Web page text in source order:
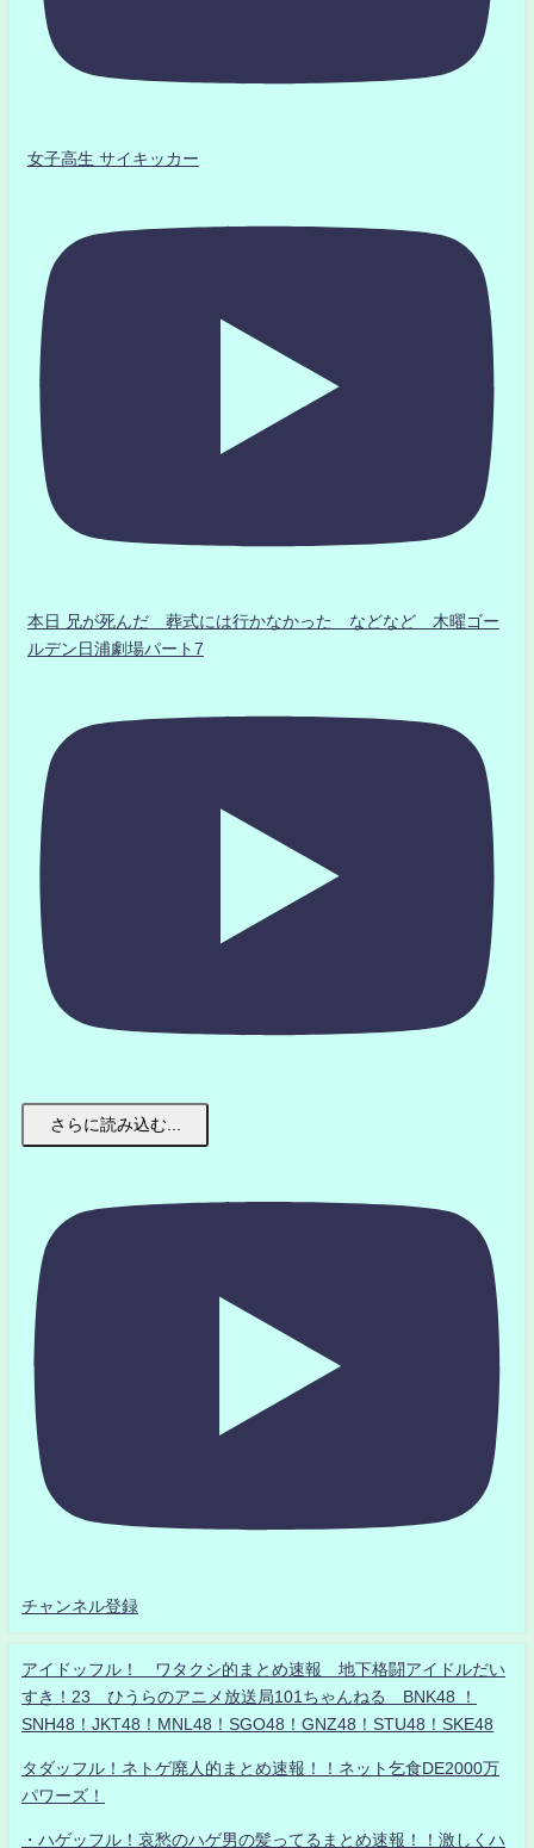
女子高生 サイキッカー
本日 兄が死んだ 葬式には行かなかった などなど 木曜ゴー
ルデン日浦劇場パート7
さらに読み込む...
チャンネル登録
アイドッフル！ ワタクシ的まとめ速報 地下格闘アイドルだい
すき！23 ひうらのアニメ放送局101ちゃんねる BNK48 ！
SNH48！JKT48！MNL48！SGO48！GNZ48！STU48！SKE48
タダッフル！ネトゲ廃人的まとめ速報！！ネット乞食DE2000万
パワーズ！
・ハゲッフル！哀愁のハゲ男の髪ってるまとめ速報！！激しくハ